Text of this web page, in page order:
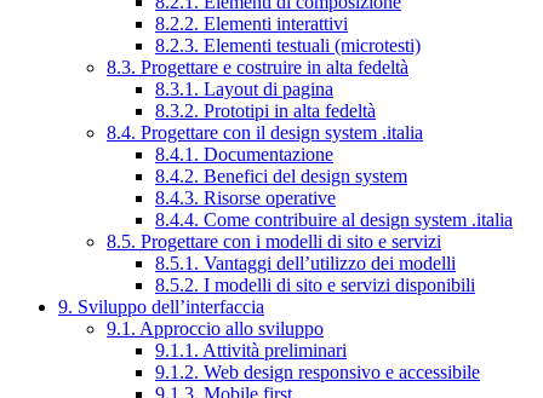
8.2.2. Elementi interattivi
8.2.3. Elementi testuali (microtesti)
8.3. Progettare e costruire in alta fedeltà
8.3.1. Layout di pagina
8.3.2. Prototipi in alta fedeltà
8.4. Progettare con il design system .italia
8.4.1. Documentazione
8.4.2. Benefici del design system
8.4.3. Risorse operative
8.4.4. Come contribuire al design system .italia
8.5. Progettare con i modelli di sito e servizi
8.5.1. Vantaggi dell’utilizzo dei modelli
8.5.2. I modelli di sito e servizi disponibili
9. Sviluppo dell’interfaccia
9.1. Approccio allo sviluppo
9.1.1. Attività preliminari
9.1.2. Web design responsivo e accessibile
9.1.3. Mobile first